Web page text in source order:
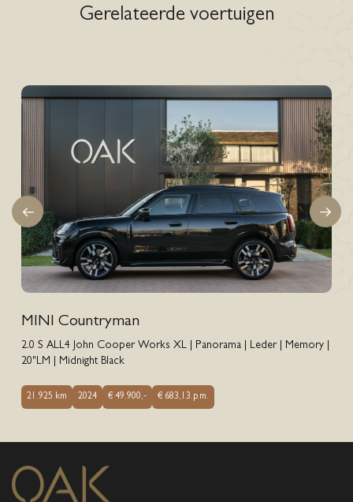
Gerelateerde voertuigen
MINI Countryman
2.0 S ALL4 John Cooper Works XL | Panorama | Leder | Memory |
20"LM | Midnight Black
21.925 km 2024 € 49.900,- € 683,13.p.m.